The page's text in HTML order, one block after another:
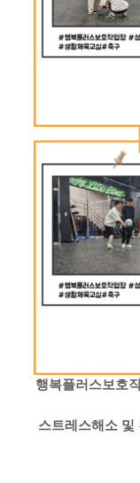
행복플러스보호
스트레스해소 및